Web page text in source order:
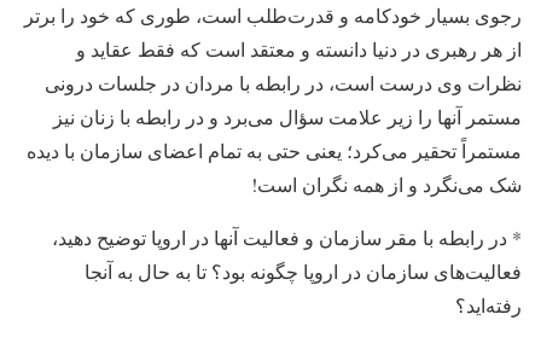
رجوی بسیار خودکامه و قدرت‌طلب است، طوری که خود را برتر
از هر رهبری در دنیا دانسته و معتقد است که فقط عقاید و
نظرات وی درست است، در رابطه با مردان در جلسات درونی
مستمر آنها را زیر علامت سؤال می‌برد و در رابطه با زنان نیز
مستمراً تحقیر می‌کرد؛ یعنی حتی به تمام اعضای سازمان با دیده
شک می‌نگرد و از همه نگران است!
* در رابطه با مقر سازمان و فعالیت آنها در اروپا توضیح دهید،
فعالیت‌های سازمان در اروپا چگونه بود؟ تا به حال به آنجا
رفته‌اید؟